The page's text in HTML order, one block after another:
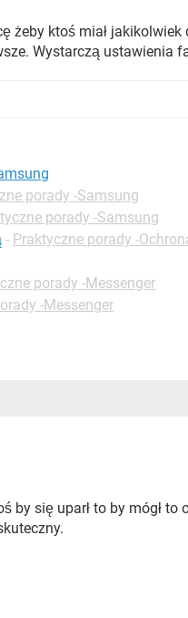
żeby ktoś miał jakikolwiek
Wystarczą ustawienia
porady -Samsung
porady -Samsung
- Praktyczne porady -
porady -Messenger
-Messenger
by się uparł to by mógł to